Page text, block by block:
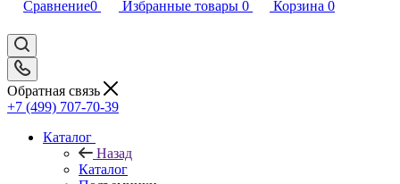
Сравнение0 Избранные товары 0 Корзина 0
Обратная связь
+7 (499) 707-70-39
Каталог
Назад
Каталог